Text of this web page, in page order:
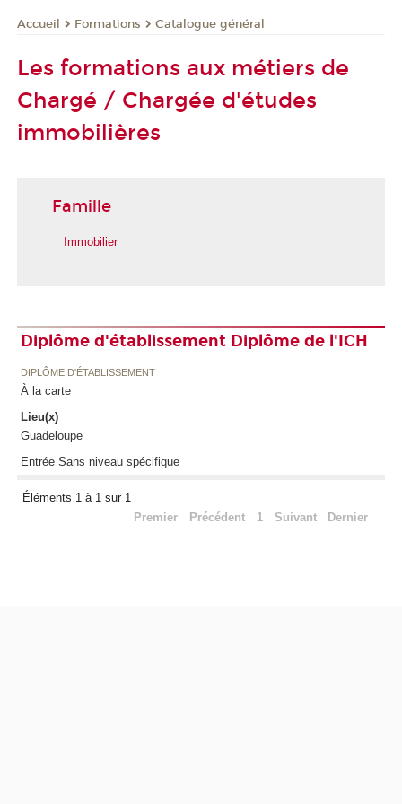
Accueil Formations Catalogue général
Les formations aux métiers de
Chargé / Chargée d'études
immobilières
Famille
Immobilier
Diplôme d'établissement Diplôme de l'ICH
DIPLÔME D'ÉTABLISSEMENT
À la carte
Lieu(x)
Guadeloupe
Entrée Sans niveau spécifique
Éléments 1 à 1 sur 1
Premier
Précédent 1 Suivant Dernier